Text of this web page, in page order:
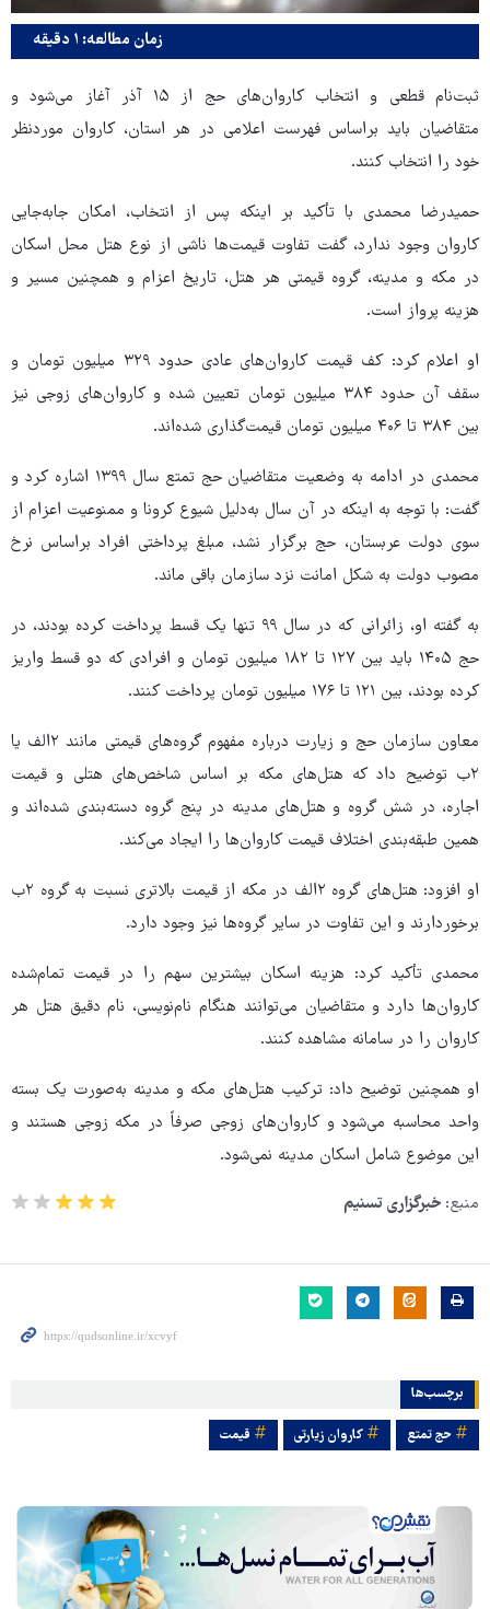
زمان مطالعه: ۱ دقیقه
ثبت‌نام قطعی و انتخاب کاروان‌های حج از ۱۵ آذر آغاز می‌شود و
متقاضیان باید براساس فهرست اعلامی در هر استان، کاروان موردنظر
خود را انتخاب کنند.
حمیدرضا محمدی با تأکید بر اینکه پس از انتخاب، امکان جابه‌جایی
کاروان وجود ندارد، گفت تفاوت قیمت‌ها ناشی از نوع هتل محل اسکان
در مکه و مدینه، گروه قیمتی هر هتل، تاریخ اعزام و همچنین مسیر و
هزینه پرواز است.
او اعلام کرد: کف قیمت کاروان‌های عادی حدود ۳۲۹ میلیون تومان و
سقف آن حدود ۳۸۴ میلیون تومان تعیین شده و کاروان‌های زوجی نیز
بین ۳۸۴ تا ۴۰۶ میلیون تومان قیمت‌گذاری شده‌اند.
محمدی در ادامه به وضعیت متقاضیان حج تمتع سال ۱۳۹۹ اشاره کرد و
گفت: با توجه به اینکه در آن سال به‌دلیل شیوع کرونا و ممنوعیت اعزام از
سوی دولت عربستان، حج برگزار نشد، مبلغ پرداختی افراد براساس نرخ
مصوب دولت به شکل امانت نزد سازمان باقی ماند.
به گفته او، زائرانی که در سال ۹۹ تنها یک قسط پرداخت کرده بودند، در
حج ۱۴۰۵ باید بین ۱۲۷ تا ۱۸۲ میلیون تومان و افرادی که دو قسط واریز
کرده بودند، بین ۱۲۱ تا ۱۷۶ میلیون تومان پرداخت کنند.
معاون سازمان حج و زیارت درباره مفهوم گروه‌های قیمتی مانند ۲الف یا
۲ب توضیح داد که هتل‌های مکه بر اساس شاخص‌های هتلی و قیمت
اجاره، در شش گروه و هتل‌های مدینه در پنج گروه دسته‌بندی شده‌اند و
همین طبقه‌بندی اختلاف قیمت کاروان‌ها را ایجاد می‌کند.
او افزود: هتل‌های گروه ۲الف در مکه از قیمت بالاتری نسبت به گروه ۲ب
برخوردارند و این تفاوت در سایر گروه‌ها نیز وجود دارد.
محمدی تأکید کرد: هزینه اسکان بیشترین سهم را در قیمت تمام‌شده
کاروان‌ها دارد و متقاضیان می‌توانند هنگام نام‌نویسی، نام دقیق هتل هر
کاروان را در سامانه مشاهده کنند.
او همچنین توضیح داد: ترکیب هتل‌های مکه و مدینه به‌صورت یک بسته
واحد محاسبه می‌شود و کاروان‌های زوجی صرفاً در مکه زوجی هستند و
این موضوع شامل اسکان مدینه نمی‌شود.
منبع: خبرگزاری تسنیم
برچسب‌ها
حج تمتع کاروان زیارتی قیمت